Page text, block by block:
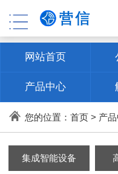
网站首页
产品中心
联系方式
您的位置： 首页> 产
集成智能设备